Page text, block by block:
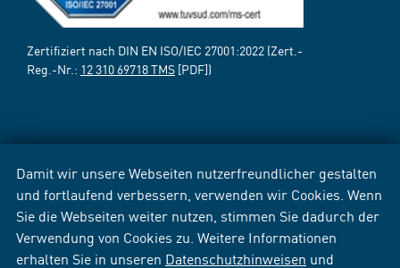
Damit wir unsere Webseiten nutzerfreundlicher gestalten
und fortlaufend verbessern, verwenden wir Cookies. Wenn
Sie die Webseiten weiter nutzen, stimmen Sie dadurch der
Verwendung von Cookies zu. Weitere Informationen
erhalten Sie in unseren Datenschutzhinweisen und
Zertifiziert nach DIN EN ISO/IEC 27001:2022 (Zert.-
Reg.-Nr.: 12 310 69718 TMS [PDF])